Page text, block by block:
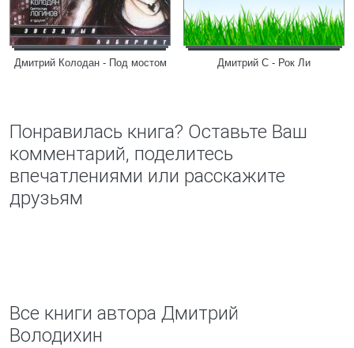
Дмитрий Колодан - Под мостом Дмитрий С - Рок Ли
Понравилась книга? Оставьте Ваш
комментарий, поделитесь
впечатлениями или расскажите
друзьям
Все книги автора Дмитрий
Володихин